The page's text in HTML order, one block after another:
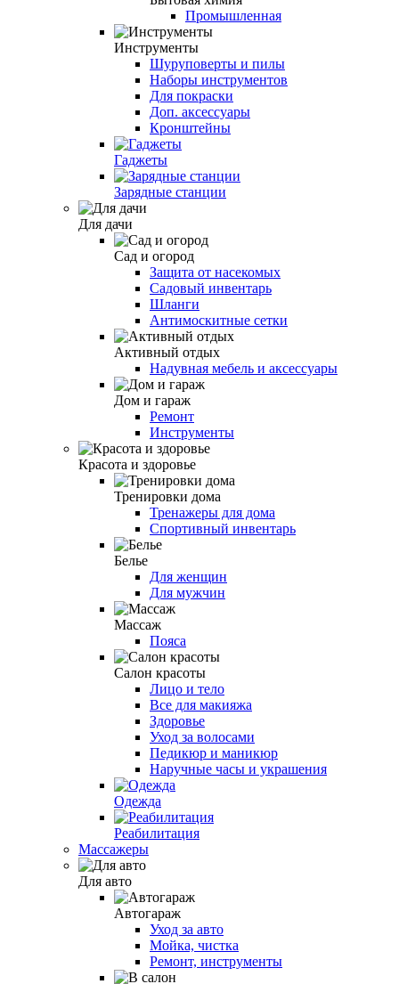
Промышленная
Инструменты
Шуруповерты и пилы
Наборы инструментов
Для покраски
Доп. аксессуары
Кронштейны
Гаджеты
Зарядные станции
Для дачи
Сад и огород
Защита от насекомых
Садовый инвентарь
Шланги
Антимоскитные сетки
Активный отдых
Надувная мебель и аксессуары
Дом и гараж
Ремонт
Инструменты
Красота и здоровье
Тренировки дома
Тренажеры для дома
Спортивный инвентарь
Белье
Для женщин
Для мужчин
Массаж
Пояса
Салон красоты
Лицо и тело
Все для макияжа
Здоровье
Уход за волосами
Педикюр и маникюр
Наручные часы и украшения
Одежда
Реабилитация
Массажеры
Для авто
Автогараж
Уход за авто
Мойка, чистка
Ремонт, инструменты